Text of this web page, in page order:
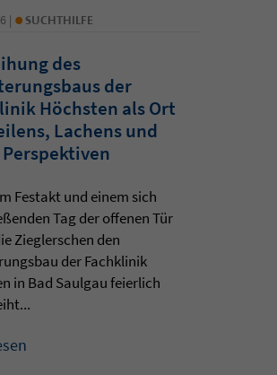
| • SUCHTHILFE
des
der
Höchsten als Ort
Lachens und
Festakt und einem sich
Tag der offenen Tür
Zieglerschen den
der Fachklinik
in Bad Saulgau feierlich